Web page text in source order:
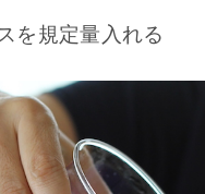
を規定量入れる